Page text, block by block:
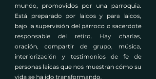
mundo, promovidos por una parroquia.
Está preparado por laicos y para laicos,
bajo la supervisión del párroco o sacerdote
responsable del retiro. Hay charlas,
oración, compartir de grupo, música,
interiorización y testimonios de fe de
personas laicas que nos muestran cómo su
vida se ha ido transformando.